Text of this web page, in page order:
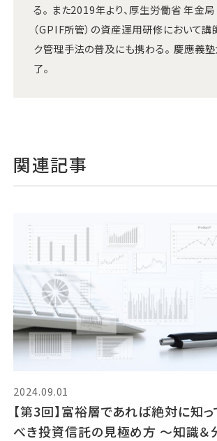
る。 また2019年より、厚生労働省 年金
（GPIF所管）の資産運用研修において講
ク管理手法の普及にも携わる。 慶應義
了。
関連記事
2024.09.01
【第3回】富裕層であれば絶対に知っ
べき投資信託の見極め方 〜知識＆